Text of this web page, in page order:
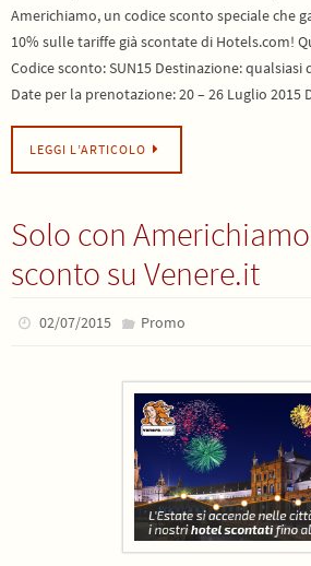
Americhiamo, un codice sconto speciale che
10% sulle tariffe già scontate di Hotels.com!
Codice sconto: SUN15 Destinazione:
Date per la prenotazione: 20 – 26 Luglio 2015
LEGGI L’ARTICOLO
Solo con
sconto su Venere.it
02/07/2015 Promo